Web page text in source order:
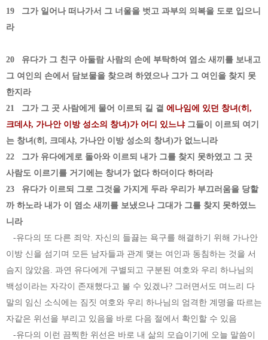
19 그가 일어나 떠나가서 그 너울을 벗고 과부의 의복을 도로 입으니
라
20 유다가 그 친구 아둘람 사람의 손에 부탁하여 염소 새끼를 보내고
그 여인의 손에서 담보물을 찾으려 하였으나 그가 그 여인을 찾지 못
한지라
21 그가 그 곳 사람에게 물어 이르되 길 곁 에나임에 있던 창녀(히,
크데샤, 가나안 이방 성소의 창녀)가 어디 있느냐그들이 이르되 여기
는 창녀(히, 크데샤, 가나안 이방 성소의 창녀)가 없느니라
22 그가 유다에게로 돌아와 이르되 내가 그를 찾지 못하였고 그 곳
사람도 이르기를 거기에는 창녀가 없다 하더이다 하더라
23 유다가 이르되 그로 그것을 가지게 두라 우리가 부끄러움을 당할
까 하노라 내가 이 염소 새끼를 보냈으나 그대가 그를 찾지 못하였느
니라
-유다의 또 다른 죄악. 자신의 들끓는 욕구를 해결하기 위해 가나안
이방 신을 섬기며 모든 남자들과 관계 맺는 여인과 동침하는 것을 서
슴지 않았음. 과연 유다에게 구별되고 구분된 여호와 우리 하나님의
백성이라는 자각이 존재했다고 볼 수 있겠나? 그러면서도 며느리 다
말의 임신 소식에는 짐짓 여호와 우리 하나님의 엄격한 계명을 따르는
자같은 위선을 부리고 있음을 바로 다음 절에서 확인할 수 있음
-유다의 이런 끔찍한 위선은 바로 내 삶의 모습이기에 오늘 말씀이